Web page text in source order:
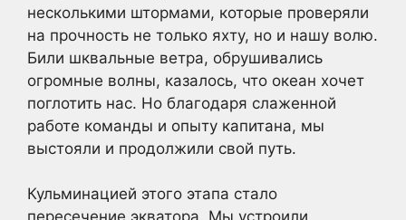
несколькими штормами, которые проверяли
на прочность не только яхту, но и нашу волю.
Били шквальные ветра, обрушивались
огромные волны, казалось, что океан хочет
поглотить нас. Но благодаря слаженной
работе команды и опыту капитана, мы
выстояли и продолжили свой путь.
Кульминацией этого этапа стало